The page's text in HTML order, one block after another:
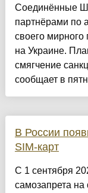
Соединённые
партнёрами по
своего мирного
на Украине.
смягчение
сообщает в
В России
SIM-карт
С 1 сентября
самозапрета